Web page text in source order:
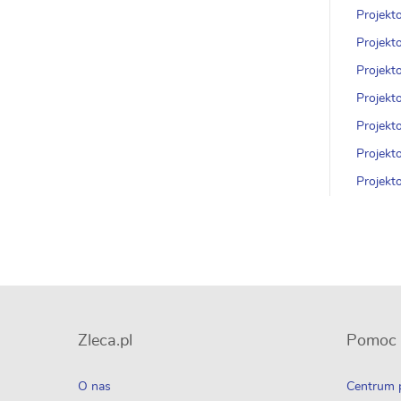
Zleca.pl
O nas
Pomoc
Centrum